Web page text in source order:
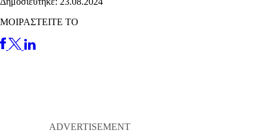
ΜΟΙΡΑΣΤΕΙΤΕ ΤΟ